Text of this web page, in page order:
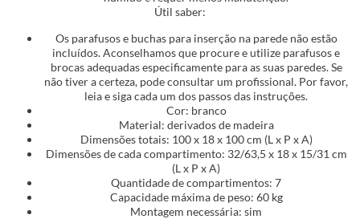
Útil saber:
Os parafusos e buchas para inserção na parede não estão
incluídos. Aconselhamos que procure e utilize parafusos e
brocas adequadas especificamente para as suas paredes. Se
não tiver a certeza, pode consultar um profissional. Por favor,
leia e siga cada um dos passos das instruções.
Cor: branco
Material: derivados de madeira
Dimensões totais: 100 x 18 x 100 cm (L x P x A)
Dimensões de cada compartimento: 32/63,5 x 18 x 15/31 cm
(L x P x A)
Quantidade de compartimentos: 7
Capacidade máxima de peso: 60 kg
Montagem necessária: sim